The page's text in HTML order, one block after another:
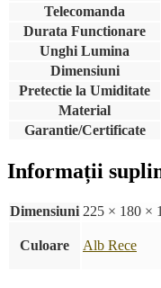
Telecomanda
Durata Functionare
Unghi Lumina
Dimensiuni
Pretectie la Umiditate
Material
Garantie/Certificate
Informații
Dimensiuni 225 × 180 ×
Culoare Alb Rece